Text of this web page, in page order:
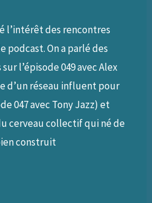
l’intérêt des rencontres
podcast. On a parlé des
l’épisode 049 avec Alex
d’un réseau influent pour
047 avec Tony Jazz) et
cerveau collectif qui né de
construit